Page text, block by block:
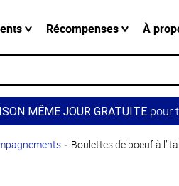
Récompenses À
MÊME JOUR GRATUITEpour
Boulettes de boeuf à